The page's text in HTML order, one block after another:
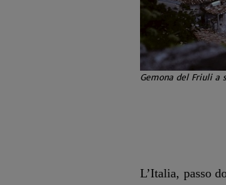
Gemona del Friuli a
L’Italia, passo